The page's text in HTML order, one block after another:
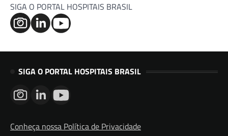
SIGA O PORTAL HOSPITAIS BRASIL
SIGA O PORTAL HOSPITAIS BRASIL
Conheça nossa Política de Privacidade